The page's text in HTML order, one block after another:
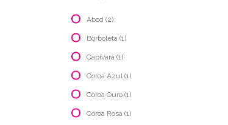
Abcd (2)
Borboleta (1)
Capivara (1)
Coroa Azul (1)
Coroa Ouro (1)
Coroa Rosa (1)